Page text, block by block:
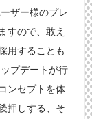
ザー様のプレ
すので、敢え
用することも
プデートが行
ンセプトを体
押しする、そ